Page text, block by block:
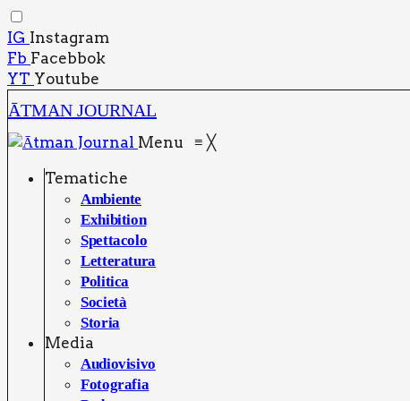
IG Instagram
Fb Facebbok
YT Youtube
ĀTMAN JOURNAL
Menu ≡ ╳
Tema­ti­che
Ambien­te
Exhi­bi­tion
Spet­ta­co­lo
Let­te­ra­tu­ra
Poli­ti­ca
Socie­tà
Sto­ria
Media
Audio­vi­si­vo
Foto­gra­fia